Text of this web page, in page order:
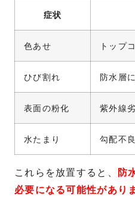
症状
色あせ トップ
ひび割れ 防水層
表面の粉化 紫外線
水たまり 勾配不
これらを放置すると、
防
必要になる可能性があり